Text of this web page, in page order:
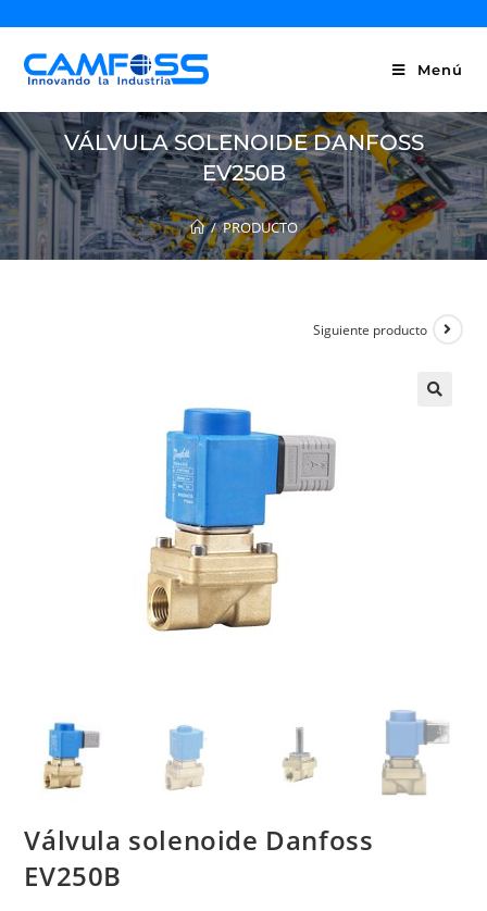
Menú
VÁLVULA SOLENOIDE DANFOSS
EV250B
/ PRODUCTO
Siguiente producto
Válvula solenoide Danfoss
EV250B